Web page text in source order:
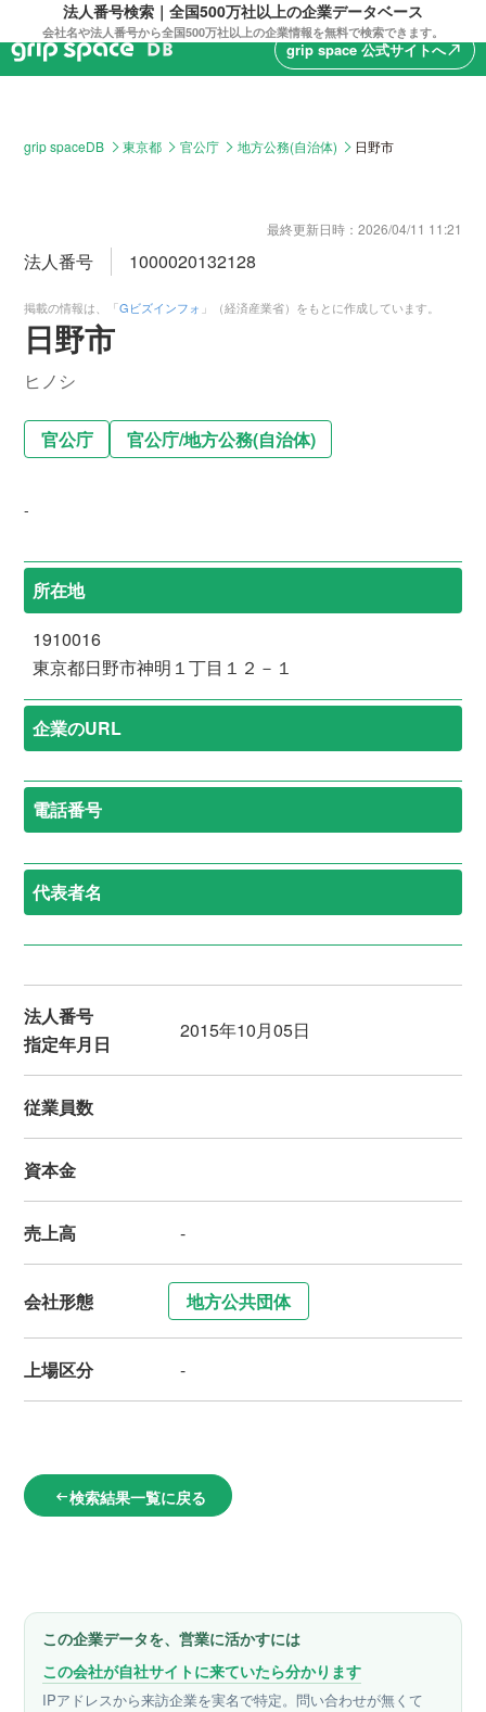
法人番号検索｜全国500万社以上の企業データベース
会社名や法人番号から全国500万社以上の企業情報を無料で検索できます。
grip space 公式サイトへnorth_east
grip spaceDB 東京都 官公庁 地方公務(自治体) 日野市
最終更新日時： 2026/04/11 11:21
法人番号 1000020132128
掲載の情報は、「Gビズインフォ 」（経済産業省）をもとに作成しています。
日野市
ヒノシ
官公庁 官公庁/地方公務(自治体)
-
所在地
1910016
東京都日野市神明１丁目１２－１
企業のURL
電話番号
代表者名
法人番号
指定年月日
2015年10月05日
従業員数
資本金
売上高 -
会社形態 地方公共団体
上場区分 -
arrow_left_alt検索結果一覧に戻る
この企業データを、営業に活かすには
この会社が自社サイトに来ていたら分かります
IPアドレスから来訪企業を実名で特定。問い合わせが無くて